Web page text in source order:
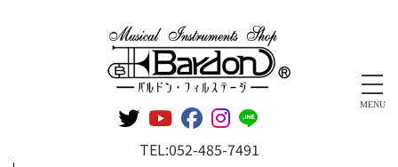
MENU
TEL:052-485-7491